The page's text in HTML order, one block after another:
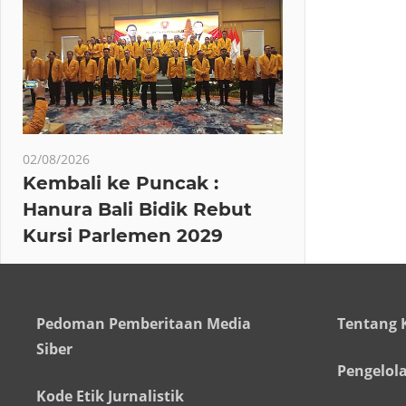
02/08/2026
Kembali ke Puncak :
Hanura Bali Bidik Rebut
Kursi Parlemen 2029
Pedoman Pemberitaan Media
Siber
Kode Etik Jurnalistik
Tentang
Pengelola